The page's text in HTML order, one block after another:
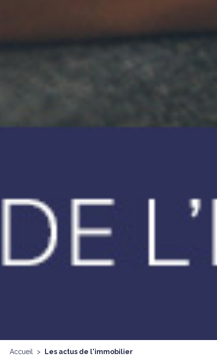
Accueil > Les actus de l'immobilier